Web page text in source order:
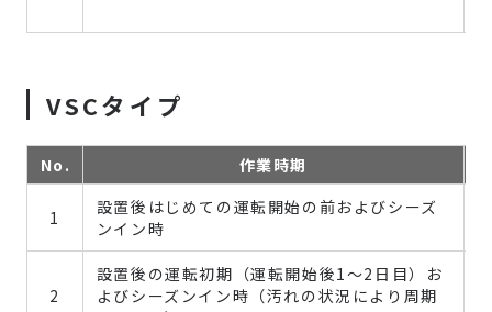
VSCタイプ
No. 作業時期
1
設置後はじめての運転開始の前およびシーズ
ンイン時
2
設置後の運転初期（運転開始後1～2日目）お
よびシーズンイン時（汚れの状況により周期